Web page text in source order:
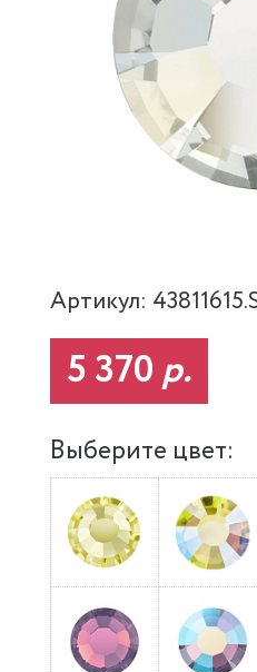
Артикул:
5 370р.
Выберите цвет: